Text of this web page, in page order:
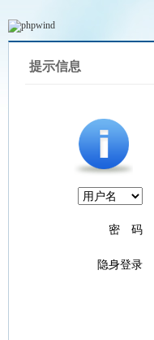
提示信息
密 码
隐身登录